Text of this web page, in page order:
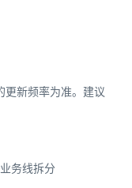
更新频率为准。建议
务线拆分